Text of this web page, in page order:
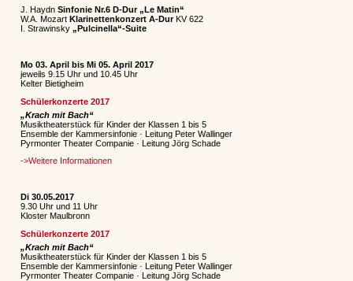
J. Haydn Sinfonie Nr.6 D-Dur „Le Matin“
W.A. Mozart Klarinettenkonzert A-DurKV 622
I. Strawinsky„Pulcinella“-Suite
Mo 03. April bis Mi 05. April 2017
jeweils 9.15 Uhr und 10.45 Uhr
Kelter Bietigheim
Schülerkonzerte 2017
„Krach mit Bach“
Musiktheaterstück für Kinder der Klassen 1 bis 5
Ensemble der Kammersinfonie · Leitung Peter Wallinger
Pyrmonter Theater Companie · Leitung Jörg Schade
->Weitere Informationen
Di 30.05.2017
9.30 Uhr und 11 Uhr
Kloster Maulbronn
Schülerkonzerte 2017
„Krach mit Bach“
Musiktheaterstück für Kinder der Klassen 1 bis 5
Ensemble der Kammersinfonie · Leitung Peter Wallinger
Pyrmonter Theater Companie · Leitung Jörg Schade